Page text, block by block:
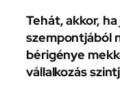
Tehát, akkor,
szempontjából
bérigénye
vállalkozás